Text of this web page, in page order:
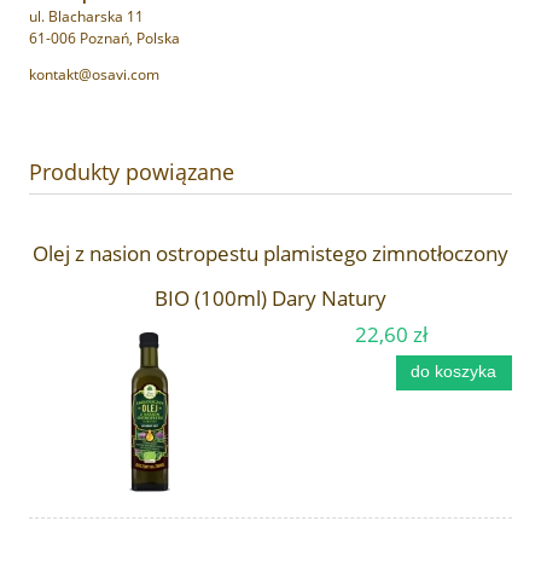
ul. Blacharska 11
61-006 Poznań, Polska
kontakt@osavi.com
Produkty powiązane
Olej z nasion ostropestu plamistego zimnotłoczony
BIO (100ml) Dary Natury
22,60 zł
do koszyka